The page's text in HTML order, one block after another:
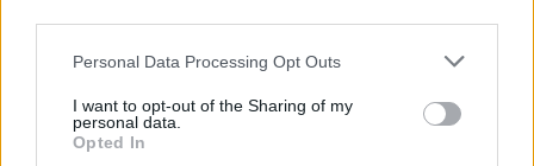
Please note that this website/app uses one or more Google
not limited to your visit or usage behaviour. You may click to
grant or deny consent to Google and its third-party tags to
use your data for below specified purposes in below Google
Personal Data Processing Opt Outs
I want to opt-out of the Sharing of my
personal data.
Opted In
Στη Λευκωσία ο Δένδιας, συναντήθηκε με Πάλμα και
επίκεντρο
Δεν μπορεί το SAFE να καταλήγει να ωφελεί κράτη
10.11.2025, 15:09 1